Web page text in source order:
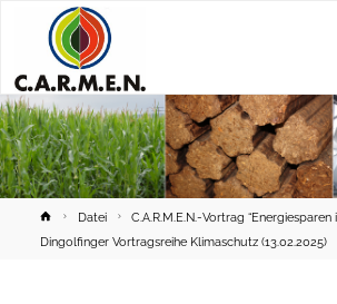
HomeDatei
C.A.R.M.E.N.-Vortrag
Dingolfinger Vortragsreihe Klimaschutz (13.02.2025)